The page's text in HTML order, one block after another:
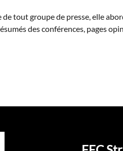
tout groupe de presse, elle
des conférences, pages